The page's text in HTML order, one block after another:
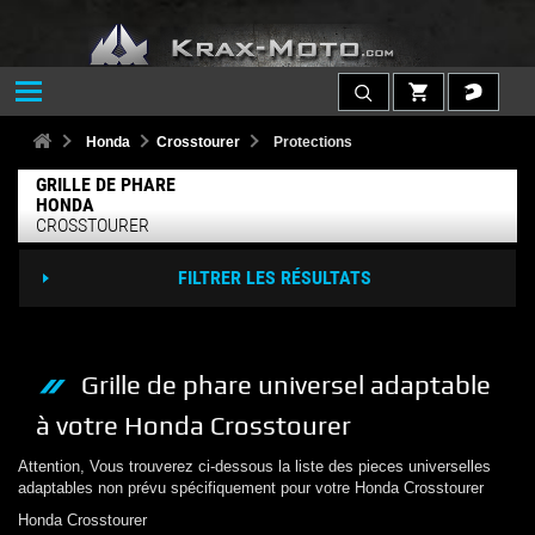
Honda Crosstourer Protections
GRILLE DE PHARE
HONDA
CROSSTOURER
FILTRER LES RÉSULTATS
Grille de phare universel adaptable
à votre Honda Crosstourer
Attention, Vous trouverez ci-dessous la liste des pieces universelles
adaptables non prévu spécifiquement pour votre Honda Crosstourer
Honda Crosstourer